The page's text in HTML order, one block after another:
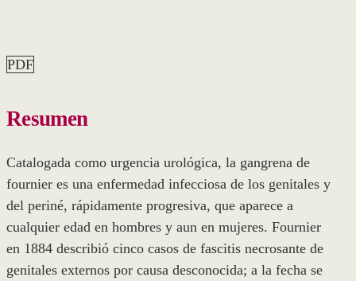
PDF
Resumen
Catalogada como urgencia urológica, la gangrena de
fournier es una enfermedad infecciosa de los genitales y
del periné, rápidamente progresiva, que aparece a
cualquier edad en hombres y aun en mujeres. Fournier
en 1884 describió cinco casos de fascitis necrosante de
genitales externos por causa desconocida; a la fecha se